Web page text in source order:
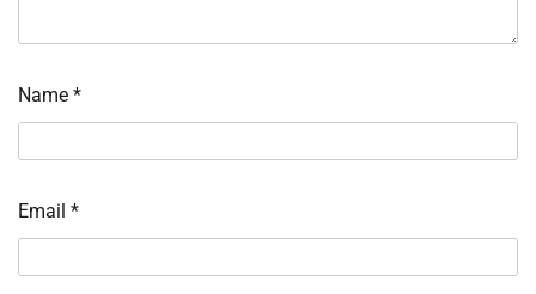
Name *
Email *